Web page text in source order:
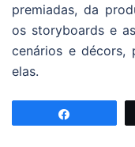
premiadas, da
os storyboards e
cenários e décors,
elas.